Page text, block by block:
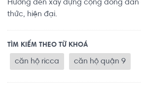
Hướng đến xây dựng cộng đồng dân
thức, hiện đại.
TÌM KIẾM THEO TỪ KHOÁ
căn hộ ricca căn hộ quận 9